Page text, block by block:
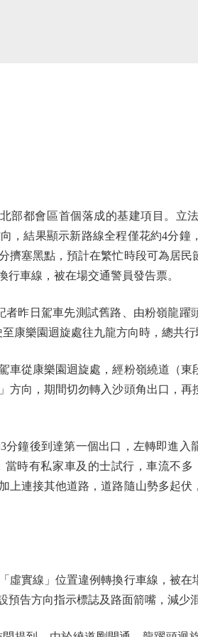
都會區首個落成的基建項目。立
，結果顯示新路線全程僅花約4分鐘
擠塞黑點，預計在繁忙時段可為居民
車線，被在場交通警員發告票。
日駕車先測試舊路、由粉嶺龍躍
康樂園迴旋處往九龍方向時，總共行
從康樂園迴旋處，經粉嶺繞道（東
方向，期間切勿轉入沙頭角出口，
後到達第一個出口，左轉即進入
時有私家車及的士試行，車流不
上連接其他道路，道路隨山勢多起伏
實線」位置違例轉換行車線，被在
告方向指示標誌及路面箭嘴，減少